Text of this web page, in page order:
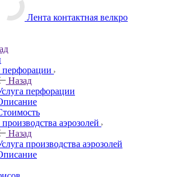
Лента контактная велкро
перфорации
Назад
перфорации
производства аэрозолей
Назад
производства аэрозолей